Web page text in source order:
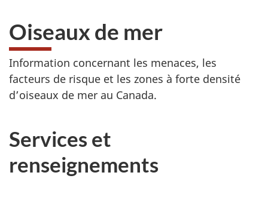
Oiseaux de mer
Information concernant les menaces, les
facteurs de risque et les zones à forte densité
d’oiseaux de mer au Canada.
Services et
renseignements